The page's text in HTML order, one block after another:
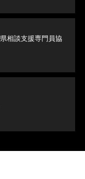
相談支援専門員協